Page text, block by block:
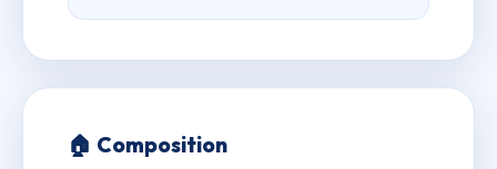
🏠 Composition